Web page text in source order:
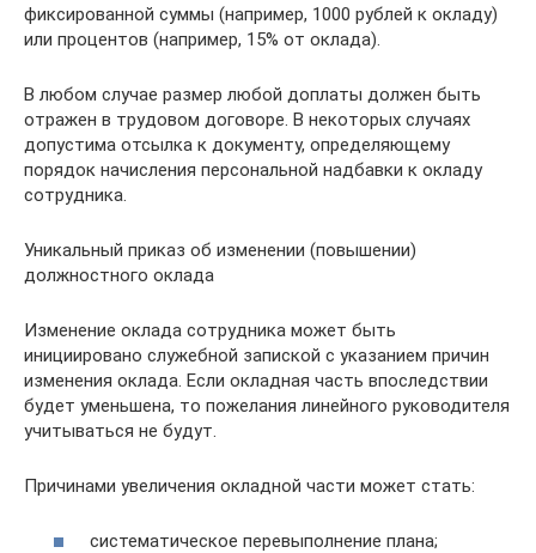
фиксированной суммы (например, 1000 рублей к окладу)
или процентов (например, 15% от оклада).
В любом случае размер любой доплаты должен быть
отражен в трудовом договоре. В некоторых случаях
допустима отсылка к документу, определяющему
порядок начисления персональной надбавки к окладу
сотрудника.
Уникальный приказ об изменении (повышении)
должностного оклада
Изменение оклада сотрудника может быть
инициировано служебной запиской с указанием причин
изменения оклада. Если окладная часть впоследствии
будет уменьшена, то пожелания линейного руководителя
учитываться не будут.
Причинами увеличения окладной части может стать:
систематическое перевыполнение плана;